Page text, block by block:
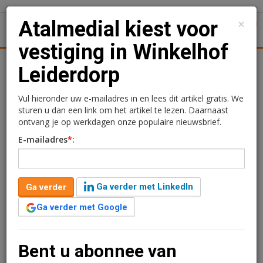
Juridisch | Fiscaal
Atalmedial kiest voor
vestiging in Winkelhof
Leiderdorp
Kimberly Camu
6 juli 2020 om 09:57
1 minuut leestijd
Wereldhave heeft een nieuwe huurovereenkomst
Atalmedial past bij de nieuwe strategie van het
×
Atalmedial kiest voor
vestiging in Winkelhof
Leiderdorp
Vul hieronder uw e-mailadres in en lees dit artikel gratis. We
sturen u dan een link om het artikel te lezen. Daarnaast
ontvang je op werkdagen onze populaire nieuwsbrief.
E-mailadres*:
Ga verder
Ga verder met LinkedIn
Ga verder met Google
Bent u abonnee van